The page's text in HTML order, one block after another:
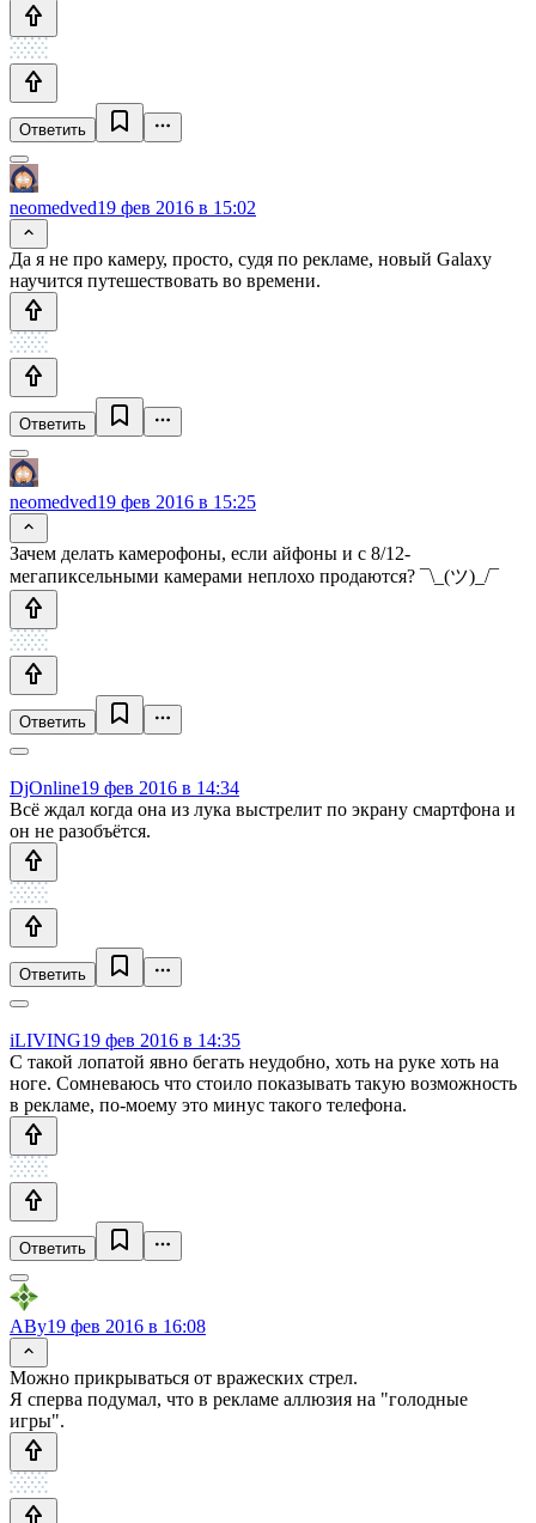
Ответить
neomedved19 фев 2016 в 15:02
Да я не про камеру, просто, судя по рекламе, новый Galaxy
научится путешествовать во времени.
Ответить
neomedved19 фев 2016 в 15:25
Зачем делать камерофоны, если айфоны и с 8/12-
мегапиксельными камерами неплохо продаются? ¯\_(ツ)_/¯
Ответить
DjOnline19 фев 2016 в 14:34
Всё ждал когда она из лука выстрелит по экрану смартфона и
он не разобъётся.
Ответить
iLIVING19 фев 2016 в 14:35
С такой лопатой явно бегать неудобно, хоть на руке хоть на
ноге. Сомневаюсь что стоило показывать такую возможность
в рекламе, по-моему это минус такого телефона.
Ответить
ABy19 фев 2016 в 16:08
Можно прикрываться от вражеских стрел.
Я сперва подумал, что в рекламе аллюзия на "голодные
игры".